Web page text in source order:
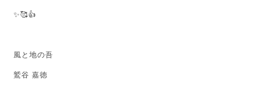
✨🥰👍
風と地の吾
鷲谷 嘉徳